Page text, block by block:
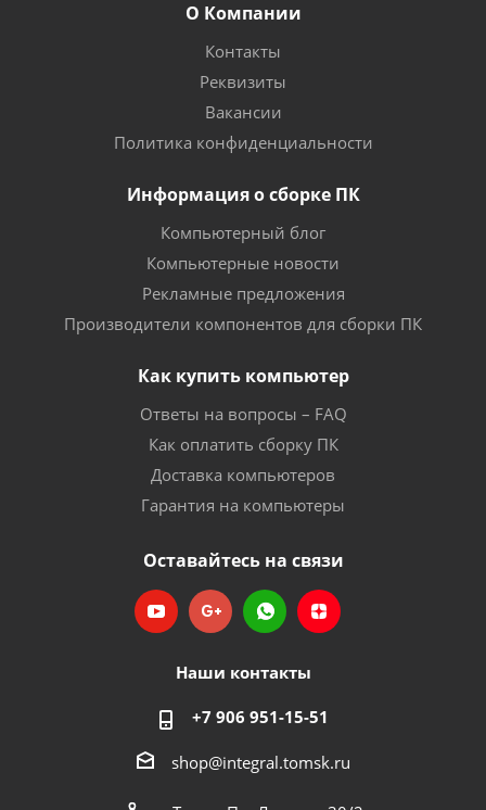
О Компании
Контакты
Реквизиты
Вакансии
Политика конфиденциальности
Информация о сборке ПК
Компьютерный блог
Компьютерные новости
Рекламные предложения
Производители компонентов для сборки ПК
Как купить компьютер
Ответы на вопросы – FAQ
Как оплатить сборку ПК
Доставка компьютеров
Гарантия на компьютеры
Оставайтесь на связи
Наши контакты
+7 906 951-15-51
shop@integral.tomsk.ru